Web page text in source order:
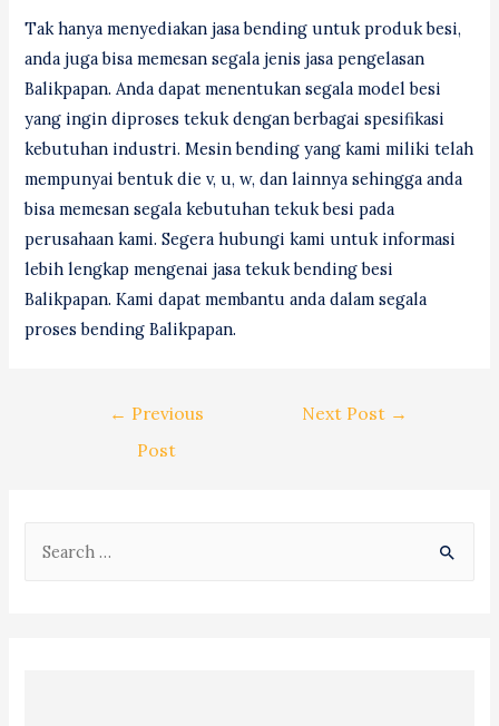
Tak hanya menyediakan jasa bending untuk produk besi,
anda juga bisa memesan segala jenis jasa pengelasan
Balikpapan. Anda dapat menentukan segala model besi
yang ingin diproses tekuk dengan berbagai spesifikasi
kebutuhan industri. Mesin bending yang kami miliki telah
mempunyai bentuk die v, u, w, dan lainnya sehingga anda
bisa memesan segala kebutuhan tekuk besi pada
perusahaan kami. Segera hubungi kami untuk informasi
lebih lengkap mengenai jasa tekuk bending besi
Balikpapan. Kami dapat membantu anda dalam segala
proses bending Balikpapan.
← Previous
Post
Next Post →